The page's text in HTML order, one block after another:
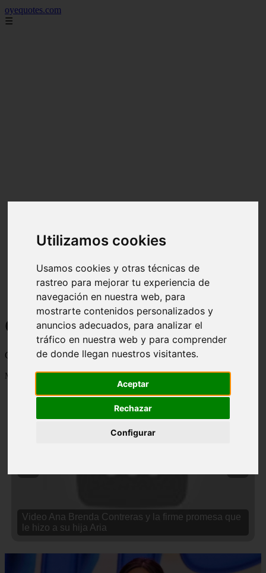
Utilizamos cookies
Usamos cookies y otras técnicas de
rastreo para mejorar tu experiencia de
navegación en nuestra web, para
mostrarte contenidos personalizados y
anuncios adecuados, para analizar el
tráfico en nuestra web y para comprender
de donde llegan nuestros visitantes.
Aceptar
Rechazar
Configurar
oyequotes.com
☰
Curiosidades y Sabias que
Cosas curiosas, curiosidades, noticias impactantes y mucho mas
Mostrando 1 - 24 de 2834 artículos
Video Ana Brenda Contreras y la firme promesa que
le hizo a su hija Aria